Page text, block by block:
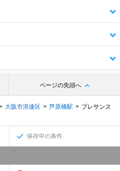
ページの先頭へ
大阪市浪速区 芦原橋駅
プレサンス
保存中の条件